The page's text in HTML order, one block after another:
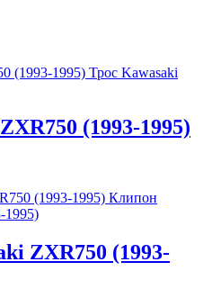
Трос Kawasaki
(1993-1995)
Клипон
1995)
ZXR750 (1993-